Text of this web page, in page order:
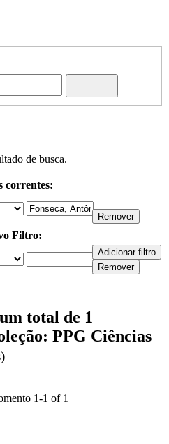
de busca.
correntes:
Filtro:
total de 1
PPG Ciências
1-1 of 1